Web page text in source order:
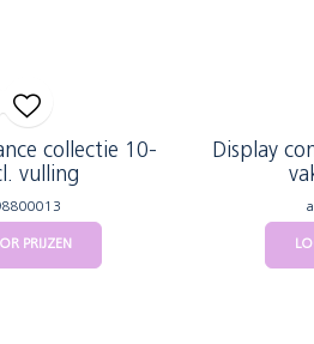
collectie 10-
vulling
PRIJZEN
Display